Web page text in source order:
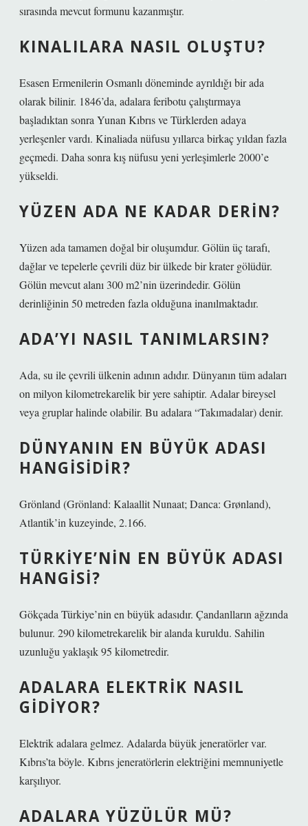
sırasında mevcut formunu kazanmıştır.
KINALILARA NASIL OLUŞTU?
Esasen Ermenilerin Osmanlı döneminde ayrıldığı bir ada
olarak bilinir. 1846’da, adalara feribotu çalıştırmaya
başladıktan sonra Yunan Kıbrıs ve Türklerden adaya
yerleşenler vardı. Kinaliada nüfusu yıllarca birkaç yıldan fazla
geçmedi. Daha sonra kış nüfusu yeni yerleşimlerle 2000’e
yükseldi.
YÜZEN ADA NE KADAR DERIN?
Yüzen ada tamamen doğal bir oluşumdur. Gölün üç tarafı,
dağlar ve tepelerle çevrili düz bir ülkede bir krater gölüdür.
Gölün mevcut alanı 300 m2’nin üzerindedir. Gölün
derinliğinin 50 metreden fazla olduğuna inanılmaktadır.
ADA’YI NASIL TANIMLARSIN?
Ada, su ile çevrili ülkenin adının adıdır. Dünyanın tüm adaları
on milyon kilometrekarelik bir yere sahiptir. Adalar bireysel
veya gruplar halinde olabilir. Bu adalara “Takımadalar) denir.
DÜNYANIN EN BÜYÜK ADASI
HANGISIDIR?
Grönland (Grönland: Kalaallit Nunaat; Danca: Grønland),
Atlantik’in kuzeyinde, 2.166.
TÜRKIYE’NIN EN BÜYÜK ADASI
HANGISI?
Gökçada Türkiye’nin en büyük adasıdır. Çandanlların ağzında
bulunur. 290 kilometrekarelik bir alanda kuruldu. Sahilin
uzunluğu yaklaşık 95 kilometredir.
ADALARA ELEKTRIK NASIL
GIDIYOR?
Elektrik adalara gelmez. Adalarda büyük jeneratörler var.
Kıbrıs’ta böyle. Kıbrıs jeneratörlerin elektriğini memnuniyetle
karşılıyor.
ADALARA YÜZÜLÜR MÜ?